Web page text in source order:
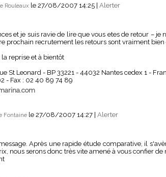
Rouleaux le 27/08/2007 14:25 | Alerter
et je suis ravie de lire que vous etes de retour –
prochain recrutement les retours sont vraiment bien
reprise et à bientôt
St Leonard - BP 33221 - 44032 Nantes cedex 1 -
- Fax : 02 40 89 74 89
Fontaine le 27/08/2007 14:27 | Alerter
Après une rapide étude comparative, il
nous serons donc très vite amené à vous confier de